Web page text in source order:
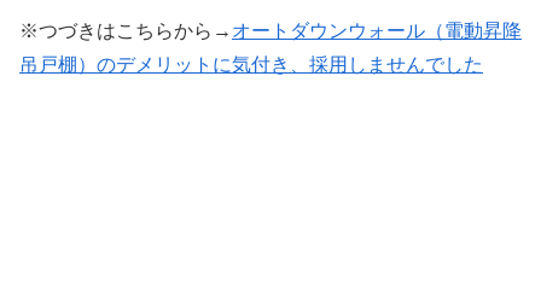
※つづきはこちらから→ オートダウンウォール（電動昇降
吊戸棚）のデメリットに気付き、採用しませんでした